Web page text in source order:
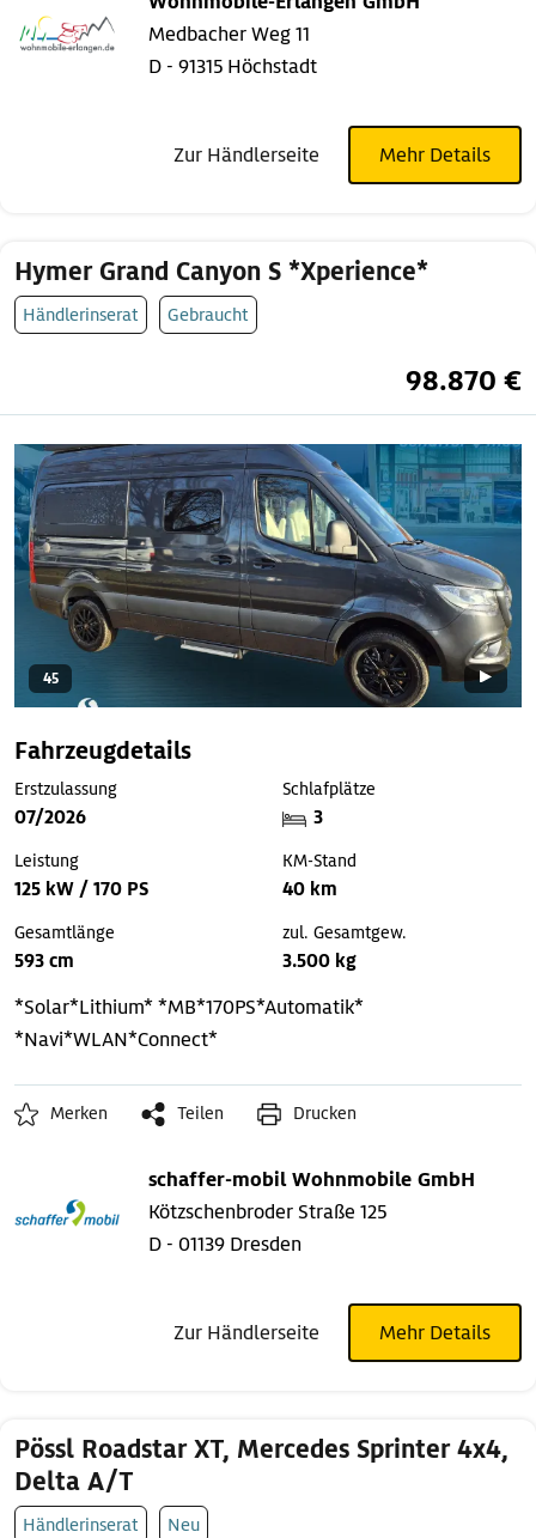
Medbacher Weg 11
D - 91315 Höchstadt
Zur Händlerseite Mehr Details
Hymer Grand Canyon S *Xperience*
Händlerinserat Gebraucht
98.870 €
45
Fahrzeugdetails
Erstzulassung
07/2026
Schlafplätze
3
Leistung
125 kW / 170 PS
KM-Stand
40 km
Gesamtlänge
593 cm
zul. Gesamtgew.
3.500 kg
*Solar*Lithium**MB*170PS*Automatik*
*Navi*WLAN*Connect*
Merken Teilen Drucken
schaffer-mobil Wohnmobile GmbH
Kötzschenbroder Straße 125
D - 01139 Dresden
Zur Händlerseite Mehr Details
Pössl Roadstar XT, Mercedes Sprinter 4x4,
Delta A/T
Händlerinserat Neu